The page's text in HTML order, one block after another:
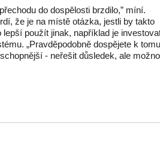
do dospělosti brzdilo,” míní.
že je na místě otázka, jestli by takto
použít jinak, například je
„Pravděpodobně dospějete k
- neřešit důsledek, ale